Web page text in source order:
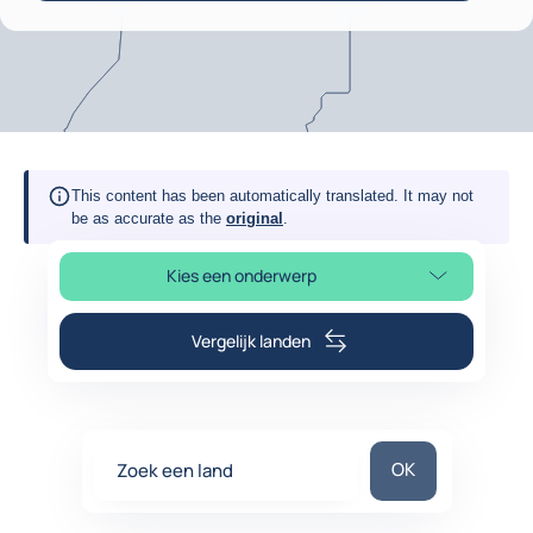
This content has been automatically translated. It may not
be as accurate as the original .
Kies een onderwerpSelecteer paginasectie
Vergelijk landen
Zoek een land Zoek een land
OK